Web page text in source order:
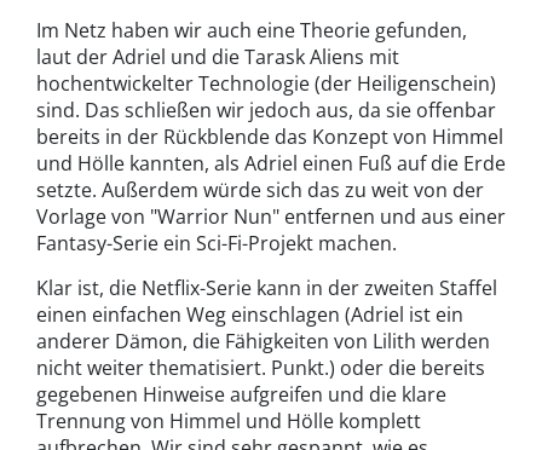
Im Netz haben wir auch eine Theorie gefunden,
laut der Adriel und die Tarask Aliens mit
hochentwickelter Technologie (der Heiligenschein)
sind. Das schließen wir jedoch aus, da sie offenbar
bereits in der Rückblende das Konzept von Himmel
und Hölle kannten, als Adriel einen Fuß auf die Erde
setzte. Außerdem würde sich das zu weit von der
Vorlage von "Warrior Nun" entfernen und aus einer
Fantasy-Serie ein Sci-Fi-Projekt machen.
Klar ist, die Netflix-Serie kann in der zweiten Staffel
einen einfachen Weg einschlagen (Adriel ist ein
anderer Dämon, die Fähigkeiten von Lilith werden
nicht weiter thematisiert. Punkt.) oder die bereits
gegebenen Hinweise aufgreifen und die klare
Trennung von Himmel und Hölle komplett